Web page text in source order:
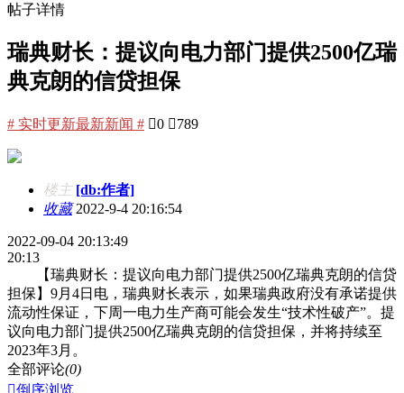
帖子详情
瑞典财长：提议向电力部门提供2500亿瑞
典克朗的信贷担保
# 实时更新最新新闻 # 0 789
楼主 [db:作者]
收藏2022-9-4 20:16:54
2022-09-04 20:13:49
20:13
【瑞典财长：提议向电力部门提供2500亿瑞典克朗的信贷
担保】9月4日电，瑞典财长表示，如果瑞典政府没有承诺提供
流动性保证，下周一电力生产商可能会发生“技术性破产”。提
议向电力部门提供2500亿瑞典克朗的信贷担保，并将持续至
2023年3月。
全部评论(0)
倒序浏览